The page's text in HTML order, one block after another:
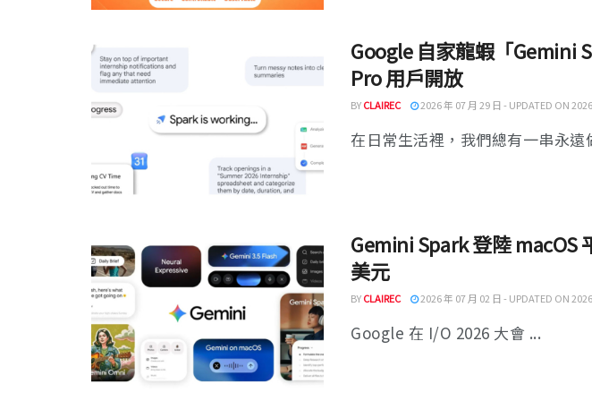
Google 自家龍蝦「Gemini
Pro 用戶開放
BYCLAIREC 2026 年 07 月 29 日 - UPDATED ON
在日常生活裡，我們總有一串永遠
Gemini Spark 登陸 macOS
美元
BYCLAIREC 2026 年 07 月 02 日 - UPDATED ON
Google 在 I/O 2026 大會 ...